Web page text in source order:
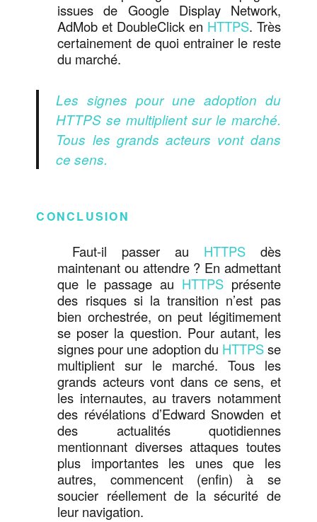
issues de Google Display Network,
AdMob et DoubleClick en HTTPS. Très
certainement de quoi entrainer le reste
du marché.
Les signes pour une adoption du
HTTPS se multiplient sur le marché.
Tous les grands acteurs vont dans
ce sens.
CONCLUSION
Faut-il passer au HTTPSdès
maintenant ou attendre ? En admettant
que le passage au HTTPSprésente
des risques si la transition n’est pas
bien orchestrée, on peut légitimement
se poser la question. Pour autant, les
signes pour une adoption du HTTPSse
multiplient sur le marché. Tous les
grands acteurs vont dans ce sens, et
les internautes, au travers notamment
des révélations d’Edward Snowden et
des actualités quotidiennes
mentionnant diverses attaques toutes
plus importantes les unes que les
autres, commencent (enfin) à se
soucier réellement de la sécurité de
leur navigation.